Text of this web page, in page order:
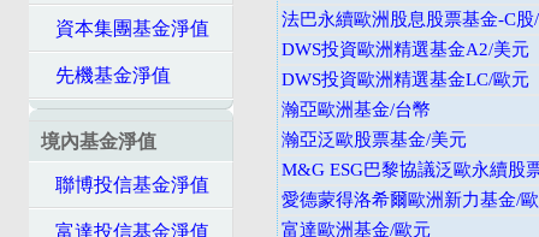
資本集團基金淨值
先機基金淨值
境內基金淨值
聯博投信基金淨值
富達投信基金淨值
法巴永續歐洲股息股票基金-C股
DWS投資歐洲精選基金A2/美元
DWS投資歐洲精選基金LC/歐元
瀚亞歐洲基金/台幣
瀚亞泛歐股票基金/美元
M&G ESG巴黎協議泛歐永續股
愛德蒙得洛希爾歐洲新力基金/
富達歐洲基金/歐元